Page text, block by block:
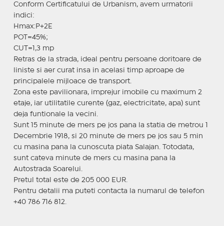
Conform Certificatului de Urbanism, avem urmatorii
indici:
Hmax:P+2E
POT=45%;
CUT=1,3 mp
Retras de la strada, ideal pentru persoane doritoare de
liniste si aer curat insa in acelasi timp aproape de
principalele mijloace de transport.
Zona este pavilionara, imprejur imobile cu maximum 2
etaje, iar utilitatile curente (gaz, electricitate, apa) sunt
deja funtionale la vecini.
Sunt 15 minute de mers pe jos pana la statia de metrou 1
Decembrie 1918, si 20 minute de mers pe jos sau 5 min
cu masina pana la cunoscuta piata Salajan. Totodata,
sunt cateva minute de mers cu masina pana la
Autostrada Soarelui.
Pretul total este de 205 000 EUR.
Pentru detalii ma puteti contacta la numarul de telefon
+40 786 716 812.